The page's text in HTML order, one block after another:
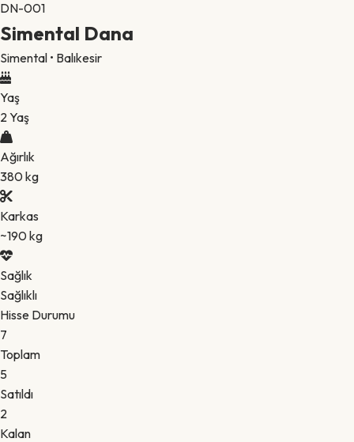
DN-001
Simental Dana
Simental • Balıkesir
Yaş
2 Yaş
Ağırlık
380 kg
Karkas
~190 kg
Sağlık
Sağlıklı
Hisse Durumu
7
Toplam
5
Satıldı
2
Kalan